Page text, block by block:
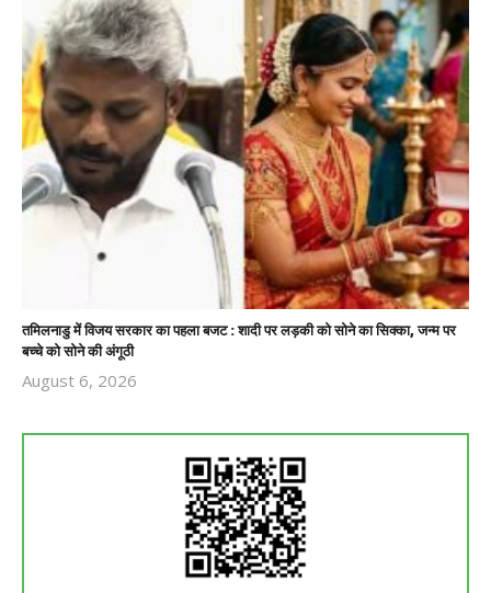
तमिलनाडु में विजय सरकार का पहला बजट : शादी पर लड़की को सोने का सिक्का, जन्म पर
बच्चे को सोने की अंगूठी
August 6, 2026